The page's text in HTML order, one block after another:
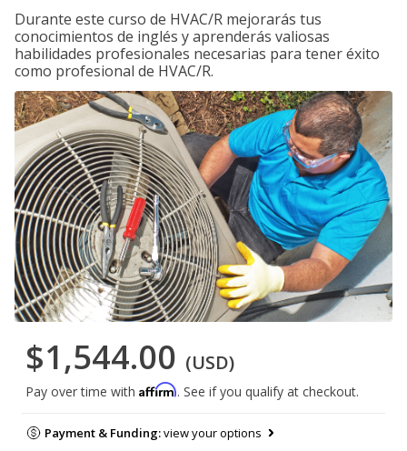
Durante este curso de HVAC/R mejorarás tus
conocimientos de inglés y aprenderás valiosas
habilidades profesionales necesarias para tener éxito
como profesional de HVAC/R.
$1,544.00 (USD)
Pay over time with Affirm. See if you qualify at checkout.
Payment & Funding:view your options